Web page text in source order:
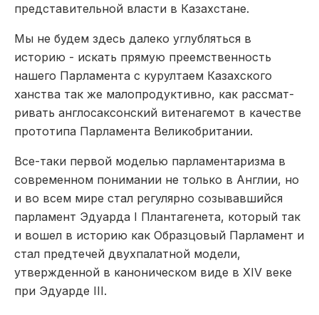
представительной власти в Казахстане.
Мы не будем здесь далеко углубляться в
историю -­ искать прямую преемственность
нашего Парламента с курултаем Казахского
ханства так же малопродуктивно, как рассмат­
ривать англосаксонский витенагемот в качестве
прототипа Парламента Великобритании.
Все-­таки первой моделью парламентаризма в
современном понимании не только в Англии, но
и во всем мире стал регулярно созывавшийся
парламент Эдуарда I Плантагенета, который так
и вошел в историю как Образцовый Парламент и
стал предтечей двухпалатной модели,
утвержденной в каноническом виде в XIV веке
при Эдуарде III.